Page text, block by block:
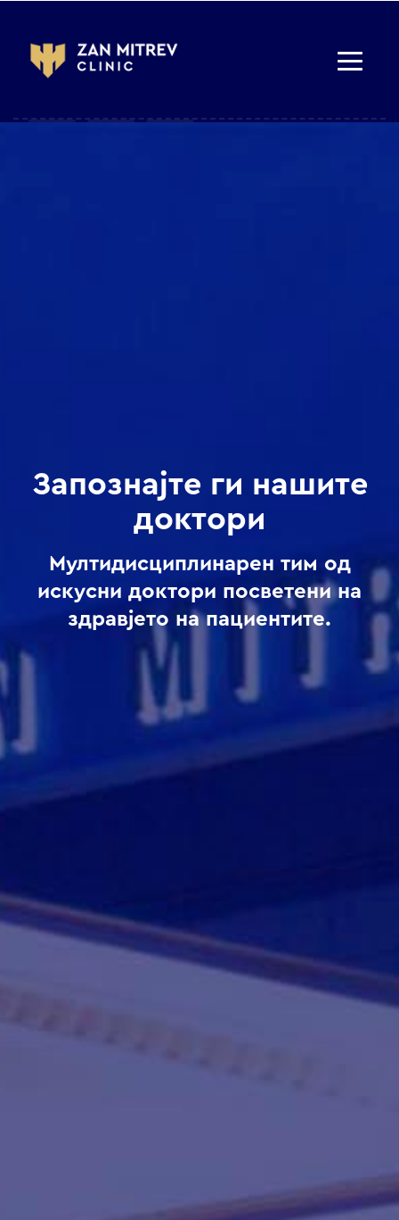
Запознајте ги нашите
доктори
Мултидисциплинарен тим од
искусни доктори посветени на
здравјето на пациентите.